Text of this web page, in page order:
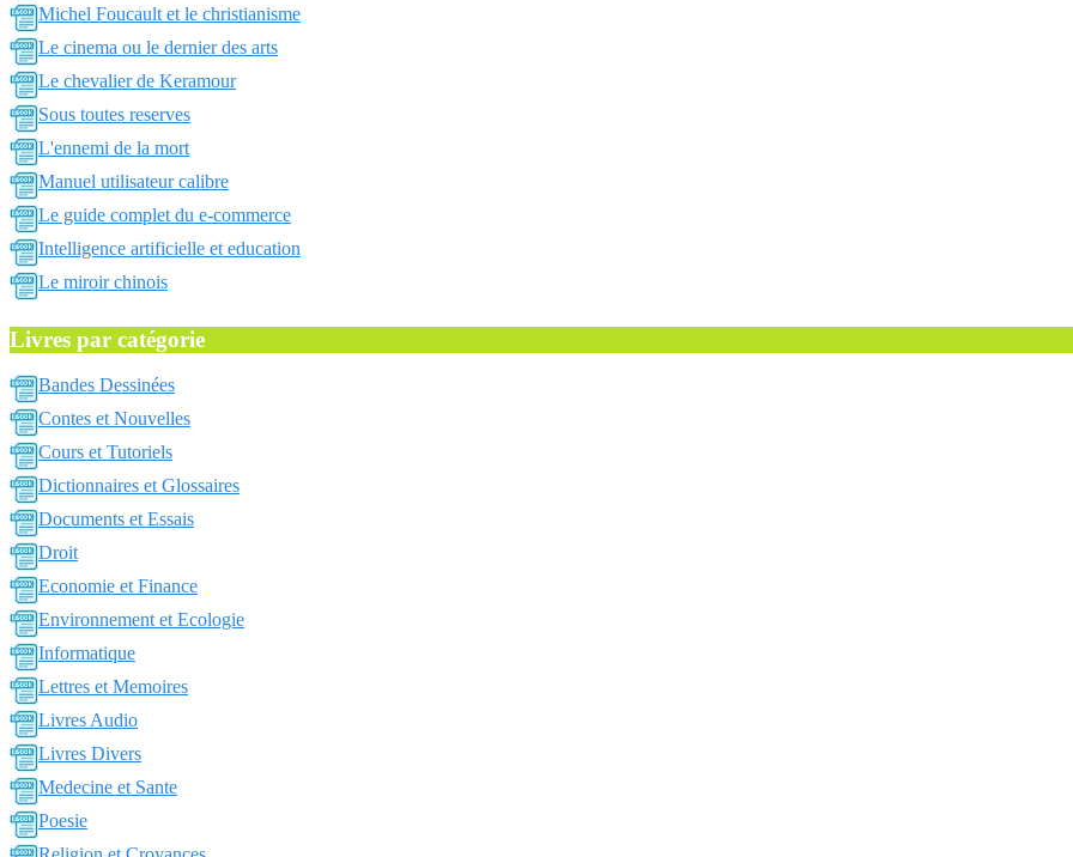
Michel Foucault et le christianisme
Le cinema ou le dernier des arts
Le chevalier de Keramour
Sous toutes reserves
L'ennemi de la mort
Manuel utilisateur calibre
Le guide complet du e-commerce
Intelligence artificielle et education
Le miroir chinois
Livres par catégorie
Bandes Dessinées
Contes et Nouvelles
Cours et Tutoriels
Dictionnaires et Glossaires
Documents et Essais
Droit
Economie et Finance
Environnement et Ecologie
Informatique
Lettres et Memoires
Livres Audio
Livres Divers
Medecine et Sante
Poesie